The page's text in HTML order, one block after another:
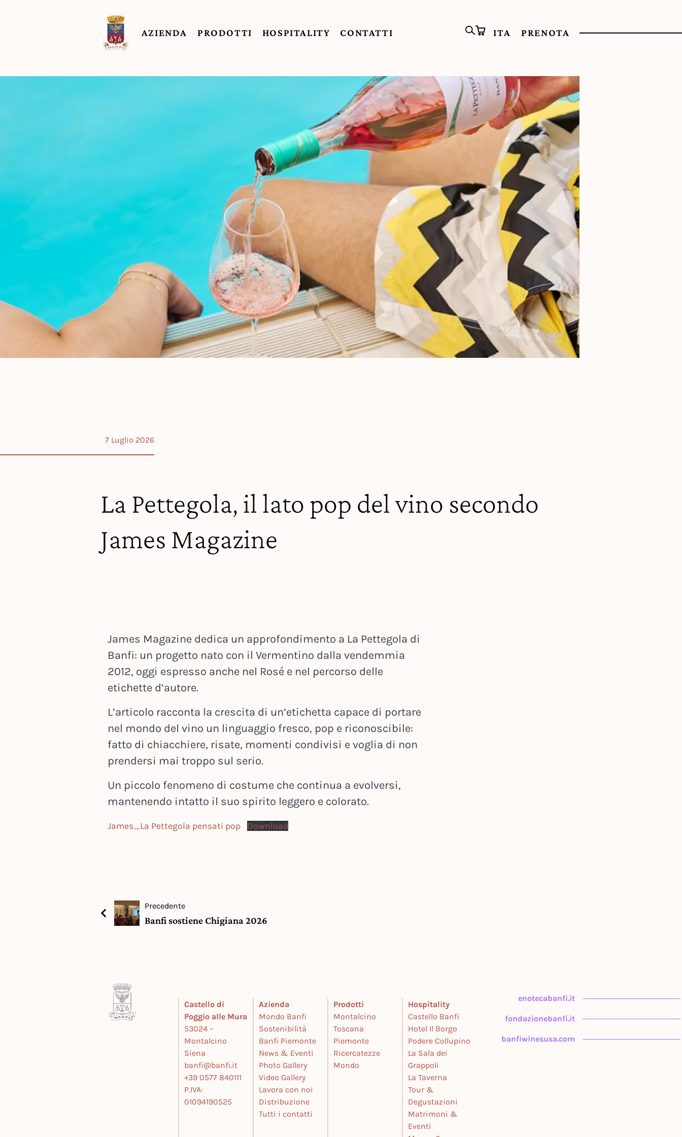
AZIENDA PRODOTTI HOSPITALITY CONTATTI ITA PRENOTA
7 Luglio 2026
La Pettegola, il lato pop del vino secondo
James Magazine
James Magazine dedica un approfondimento a La Pettegola di
Banfi: un progetto nato con il Vermentino dalla vendemmia
2012, oggi espresso anche nel Rosé e nel percorso delle
etichette d’autore.
L’articolo racconta la crescita di un’etichetta capace di portare
nel mondo del vino un linguaggio fresco, pop e riconoscibile:
fatto di chiacchiere, risate, momenti condivisi e voglia di non
prendersi mai troppo sul serio.
Un piccolo fenomeno di costume che continua a evolversi,
mantenendo intatto il suo spirito leggero e colorato.
James_La Pettegola pensati pop Download
Precedente
Banfi sostiene Chigiana 2026
Castello di
Poggio alle Mura
53024 –
Montalcino
Siena
banfi@banfi.it
+39 0577 840111
P.IVA:
01094190525
Azienda
Mondo Banfi
Sostenibilità
Banfi Piemonte
News & Eventi
Photo Gallery
Video Gallery
Lavora con noi
Distribuzione
Tutti i contatti
Prodotti
Montalcino
Toscana
Piemonte
Ricercatezze
Mondo
Hospitality
Castello Banfi
Hotel Il Borgo
Podere Collupino
La Sala dei
Grappoli
La Taverna
Tour &
Degustazioni
Matrimoni &
Eventi
enotecabanfi.it
fondazionebanfi.it
banfiwinesusa.com